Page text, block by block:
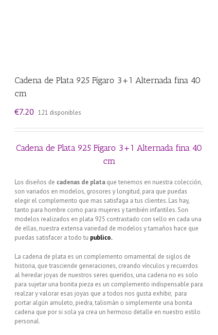
Cadena de Plata 925 Fígaro 3+1 Alternada fina 40
cm
€7.20 121 disponibles
Cadena de Plata 925 Fígaro 3+1 Alternada fina 40
cm
Los diseños de cadenas de plata que tenemos en nuestra colección,
son variados en modelos, grosores y longitud, para que puedas
elegir el complemento que mas satisfaga a tus clientes. Las hay,
tanto para hombre como para mujeres y también infantiles. Son
modelos realizados en plata 925 contrastado con sello en cada una
de ellas, nuestra extensa variedad de modelos y tamaños hace que
puedas satisfacer a todo tu publico.
La cadena de plata es un complemento ornamental de siglos de
historia, que trasciende generaciones, creando vínculos y recuerdos
al heredar joyas de nuestros seres queridos, una cadena no es solo
para sujetar una bonita pieza es un complemento indispensable para
realzar y valorar esas joyas que a todos nos gusta exhibir, para
portar algún amuleto, piedra, talismán o simplemente una bonita
cadena que por si sola ya crea un hermoso detalle en nuestro estilo
personal.